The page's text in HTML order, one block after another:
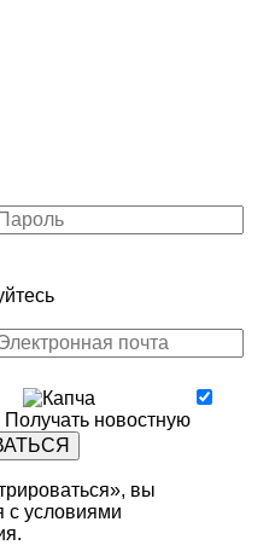
Получать новостную
вы
с условиями
.